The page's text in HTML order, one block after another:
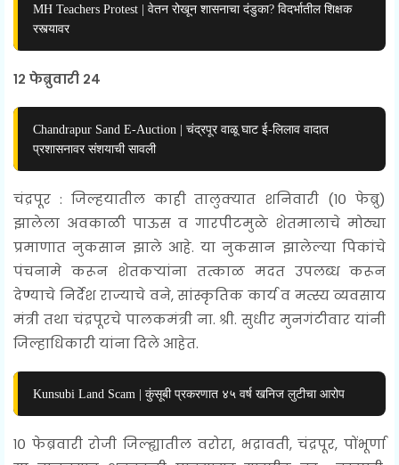
MH Teachers Protest | वेतन रोखून शासनाचा दंडुका? विदर्भातील शिक्षक
रस्त्यावर
१२ फेब्रुवारी २४
Chandrapur Sand E-Auction | चंद्रपूर वाळू घाट ई-लिलाव वादात
प्रशासनावर संशयाची सावली
चंद्रपूर : जिल्हयातील काही तालुक्यात शनिवारी (१० फेब्रु)
झालेला अवकाळी पाऊस व गारपीटमुळे शेतमालाचे मोठ्या
प्रमाणात नुकसान झाले आहे. या नुकसान झालेल्या पिकांचे
पंचनामे करून शेतकऱ्यांना तत्काळ मदत उपलब्ध करून
देण्याचे निर्देश राज्याचे वने, सांस्कृतिक कार्य व मत्स्य व्यवसाय
मंत्री तथा चंद्रपूरचे पालकमंत्री ना. श्री. सुधीर मुनगंटीवार यांनी
जिल्हाधिकारी यांना दिले आहेत.
Kunsubi Land Scam | कुंसूबी प्रकरणात ४५ वर्ष खनिज लुटीचा आरोप
१० फेब्रवारी रोजी जिल्ह्यातील वरोरा, भद्रावती, चंद्रपूर, पोंभूर्णा